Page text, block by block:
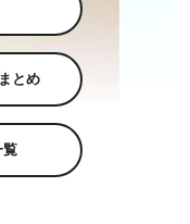
より
とめ
覧